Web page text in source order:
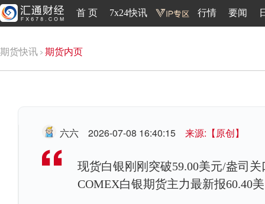
首 页 7x24快讯 行情 要闻
期货快讯 期货内页
六六 2026-07-08 16:40:15 来源:【原创】
现货白银刚刚突破59.00美元/盎司
COMEX白银期货主力最新报60.40